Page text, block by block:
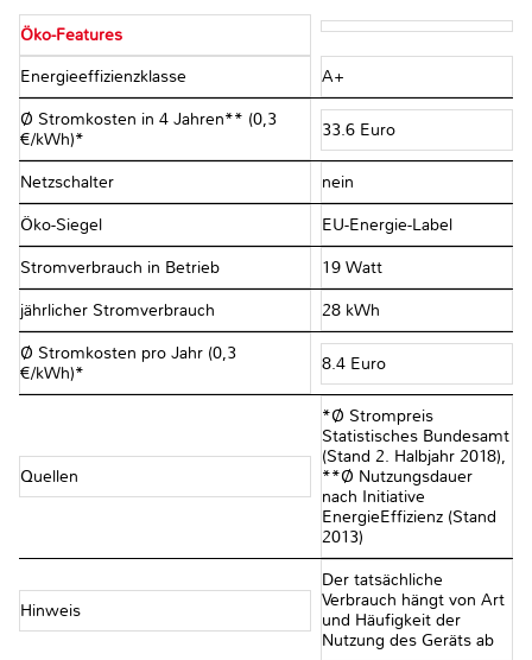
Öko-Features
Energieeffizienzklasse A+
Ø Stromkosten in 4 Jahren** (0,3
€/kWh)*
33.6 Euro
Netzschalter nein
Öko-Siegel EU-Energie-Label
Stromverbrauch in Betrieb 19 Watt
jährlicher Stromverbrauch 28 kWh
Ø Stromkosten pro Jahr (0,3
€/kWh)*
8.4 Euro
Quellen
*Ø Strompreis
Statistisches Bundesamt
(Stand 2. Halbjahr 2018),
**Ø Nutzungsdauer
nach Initiative
EnergieEffizienz (Stand
2013)
Hinweis
Der tatsächliche
Verbrauch hängt von Art
und Häufigkeit der
Nutzung des Geräts ab